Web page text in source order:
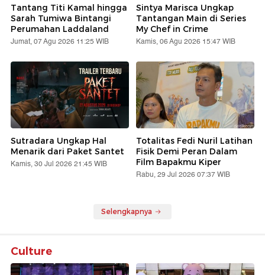
Tantang Titi Kamal hingga
Sarah Tumiwa Bintangi
Perumahan Laddaland
Jumat, 07 Agu 2026 11:25 WIB
Sintya Marisca Ungkap
Tantangan Main di Series
My Chef in Crime
Kamis, 06 Agu 2026 15:47 WIB
Sutradara Ungkap Hal
Menarik dari Paket Santet
Kamis, 30 Jul 2026 21:45 WIB
Totalitas Fedi Nuril Latihan
Fisik Demi Peran Dalam
Film Bapakmu Kiper
Rabu, 29 Jul 2026 07:37 WIB
Selengkapnya
Culture